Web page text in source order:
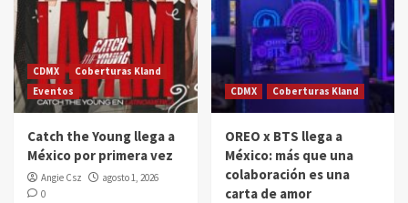
CDMX
Coberturas Kland
Eventos
Catch the Young llega a
México por primera vez
Angie Csz
agosto 1, 2026
0
CDMX Coberturas Kland
OREO x BTS llega a
México: más que una
colaboración es una
carta de amor